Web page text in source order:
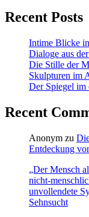
Recent Posts
Intime Blicke
Dialoge aus
Die Stille der
Skulpturen im
Der Spiegel im
Recent
Anonym zu
Entdeckung
„Der Mensch
nicht-
unvollendete
Sehnsucht